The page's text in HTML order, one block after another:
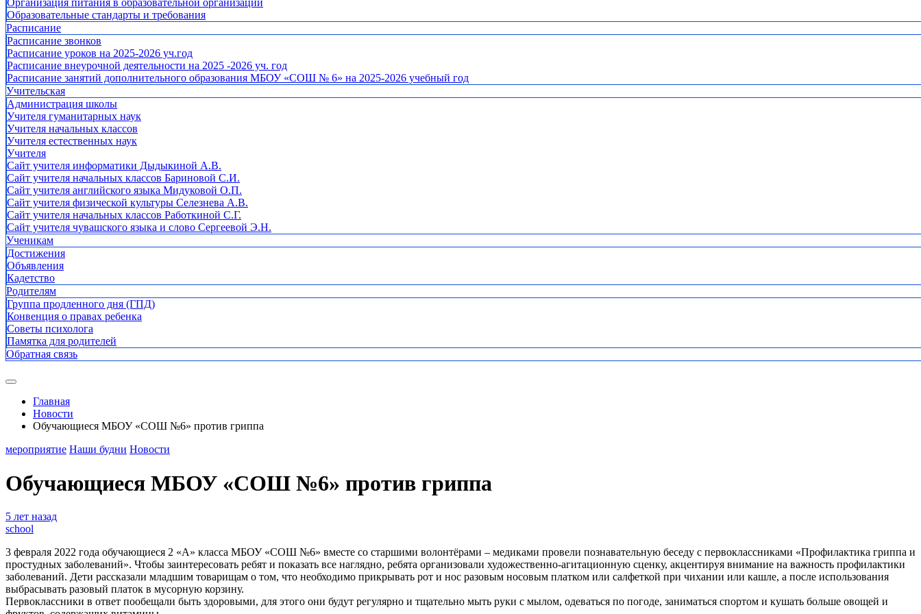
Организация питания в образовательной организации
Образовательные стандарты и требования
Расписание
Расписание звонков
Расписание уроков на 2025-2026 уч.год
Расписание внеурочной деятельности на 2025 -2026 уч. год
Расписание занятий дополнительного образования МБОУ «СОШ № 6» на 2025-2026 учебный год
Учительская
Администрация школы
Учителя гуманитарных наук
Учителя начальных классов
Учителя естественных наук
Учителя
Cайт учителя информатики Дыдыкиной А.В.
Сайт учителя начальных классов Бариновой С.И.
Сайт учителя английского языка Мидуковой О.П.
Сайт учителя физической культуры Селезнева А.В.
Сайт учителя начальных классов Работкиной С.Г.
Сайт учителя чувашского языка и слово Сергеевой Э.Н.
Ученикам
Достижения
Объявления
Кадетство
Родителям
Группа продленного дня (ГПД)
Конвенция о правах ребенка
Советы психолога
Памятка для родителей
Обратная связь
Главная
Новости
Обучающиеся МБОУ «СОШ №6» против гриппа
мероприятие Наши будни Новости
Обучающиеся МБОУ «СОШ №6» против гриппа
5 лет назад
school
3 февраля 2022 года обучающиеся 2 «А» класса МБОУ «СОШ №6» вместе со старшими волонтёрами – медиками провели познавательную беседу с первоклассниками «Профилактика гриппа и
простудных заболеваний». Чтобы заинтересовать ребят и показать все наглядно, ребята организовали художественно-агитационную сценку, акцентируя внимание на важность профилактики
заболеваний. Дети рассказали младшим товарищам о том, что необходимо прикрывать рот и нос разовым носовым платком или салфеткой при чихании или кашле, а после использования
выбрасывать разовый платок в мусорную корзину.
Первоклассники в ответ пообещали быть здоровыми, для этого они будут регулярно и тщательно мыть руки с мылом, одеваться по погоде, заниматься спортом и кушать больше овощей и